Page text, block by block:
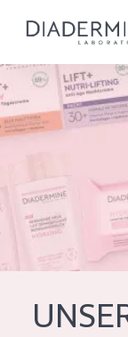
ALLE
Alle produkte
inhaltsstoffe
Über uns
Inspiration
Kontakt